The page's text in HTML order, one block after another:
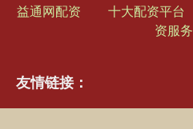
益通网配资 十大配资平台
资服务
友情链接：